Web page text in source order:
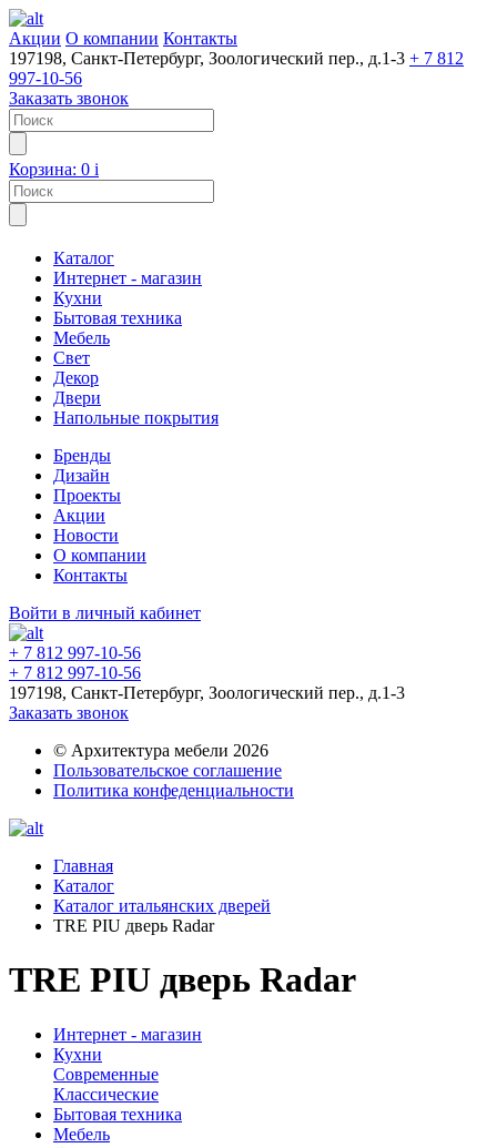
Акции О компании Контакты
197198, Санкт-Петербург, Зоологический пер., д.1-3 + 7 812
997-10-56
Заказать звонок
Корзина: 0 i
Каталог
Интернет - магазин
Кухни
Бытовая техника
Мебель
Свет
Декор
Двери
Напольные покрытия
Бренды
Дизайн
Проекты
Акции
Новости
О компании
Контакты
Войти в личный кабинет
+ 7 812 997-10-56
+ 7 812 997-10-56
197198, Санкт-Петербург, Зоологический пер., д.1-3
Заказать звонок
© Архитектура мебели 2026
Пользовательское соглашение
Политика конфеденциальности
Главная
Каталог
Каталог итальянских дверей
TRE PIU дверь Radar
TRE PIU дверь Radar
Интернет - магазин
Кухни
Современные
Классические
Бытовая техника
Мебель